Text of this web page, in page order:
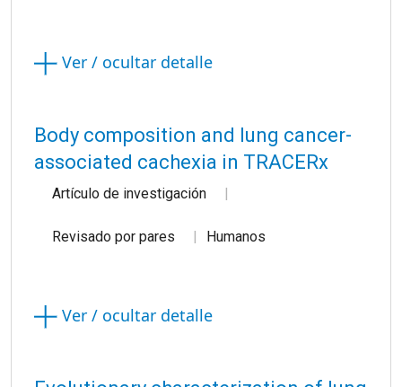
Ver / ocultar detalle
Body composition and lung cancer-
associated cachexia in TRACERx
Artículo de investigación
Revisado por pares Humanos
Ver / ocultar detalle